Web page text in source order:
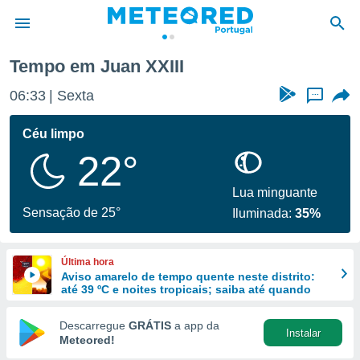
da
foi
fornecidas
a este
das
e
forma
digital
Tempo em Juan XXIII
06:33 Sexta ...
Céu limpo
22°
Sensação de 25°
Lua minguante
Iluminada:35%
Última hora
Aviso amarelo de tempo quente neste distrito:
até 39 ºC e noites tropicais; saiba até quando
Descarregue GRÁTIS a app da
Meteored!
Instalar